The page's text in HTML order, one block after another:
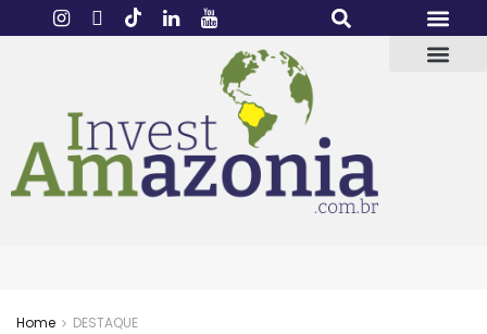
Home DESTAQUE